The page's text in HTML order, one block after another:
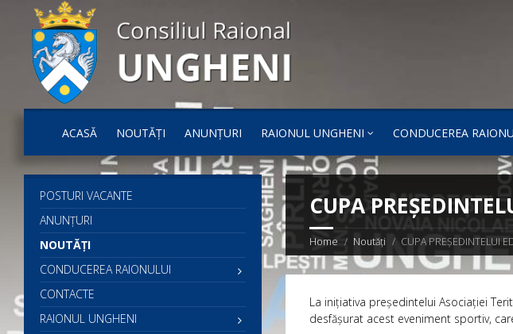
ACASĂ NOUTĂȚI ANUNȚURI RAIONUL UNGHENI CONDUCEREA
CUPA
Home Noutăți CUPA PREȘEDINTELUI
La inițiativa președintelui Asociației
desfășurat acest eveniment sportiv,
POSTURI VACANTE
ANUNȚURI
NOUTĂȚI
CONDUCEREA RAIONULUI
CONTACTE
RAIONUL UNGHENI